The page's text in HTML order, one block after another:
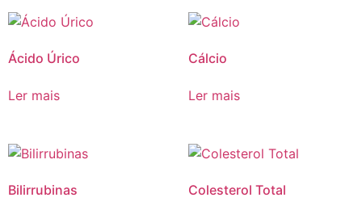
Ácido Úrico
Ler mais
Cálcio
Ler mais
Bilirrubinas Colesterol Total